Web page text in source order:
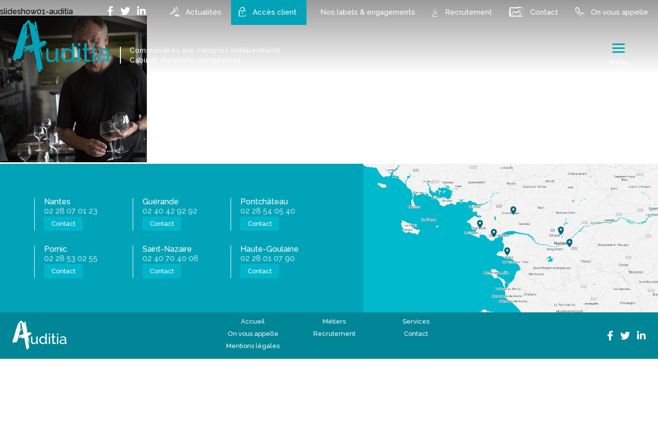
Commissaires aux comptes indépendants
Cabinet d'experts-comptables
Actualités Accès client Nos labels & engagements Recrutement Contact On vous appelle
slideshow01-auditia
slideshow01-auditia
Nantes
02 28 07 01 23
Contact
Guérande
02 40 42 92 92
Contact
Pontchâteau
02 28 54 05 40
Contact
Pornic
02 28 53 02 55
Contact
Saint-Nazaire
02 40 70 40 08
Contact
Haute-Goulaine
02 28 01 07 90
Contact
Accueil Métiers
Services
On vous appelle
Recrutement
Contact
Mentions légales